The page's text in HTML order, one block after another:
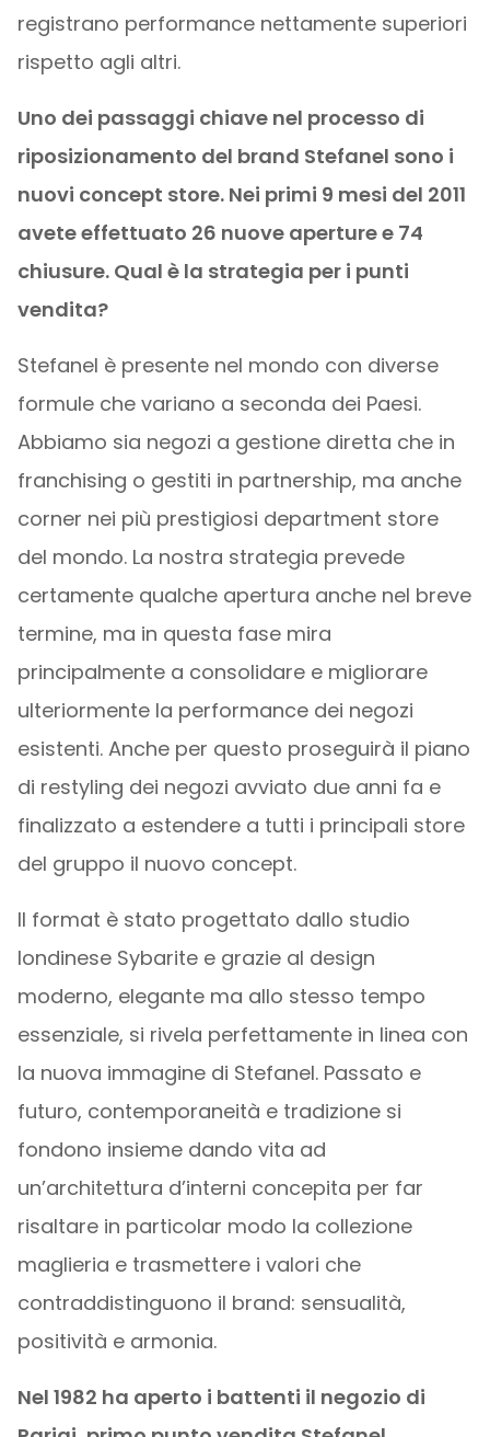
registrano performance nettamente superiori
rispetto agli altri.
Uno dei passaggi chiave nel processo di
riposizionamento del brand Stefanel sono i
nuovi concept store. Nei primi 9 mesi del 2011
avete effettuato 26 nuove aperture e 74
chiusure. Qual è la strategia per i punti
vendita?
Stefanel è presente nel mondo con diverse
formule che variano a seconda dei Paesi.
Abbiamo sia negozi a gestione diretta che in
franchising o gestiti in partnership, ma anche
corner nei più prestigiosi department store
del mondo. La nostra strategia prevede
certamente qualche apertura anche nel breve
termine, ma in questa fase mira
principalmente a consolidare e migliorare
ulteriormente la performance dei negozi
esistenti. Anche per questo proseguirà il piano
di restyling dei negozi avviato due anni fa e
finalizzato a estendere a tutti i principali store
del gruppo il nuovo concept.
Il format è stato progettato dallo studio
londinese Sybarite e grazie al design
moderno, elegante ma allo stesso tempo
essenziale, si rivela perfettamente in linea con
la nuova immagine di Stefanel. Passato e
futuro, contemporaneità e tradizione si
fondono insieme dando vita ad
un’architettura d’interni concepita per far
risaltare in particolar modo la collezione
maglieria e trasmettere i valori che
contraddistinguono il brand: sensualità,
positività e armonia.
Nel 1982 ha aperto i battenti il negozio di